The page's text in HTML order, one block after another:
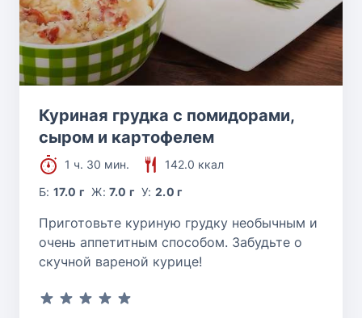
Куриная грудка с помидорами,
сыром и картофелем
1 ч. 30 мин.
142.0 ккал
Б:17.0 г Ж:7.0 г У:2.0 г
Приготовьте куриную грудку необычным и
очень аппетитным способом. Забудьте о
скучной вареной курице!